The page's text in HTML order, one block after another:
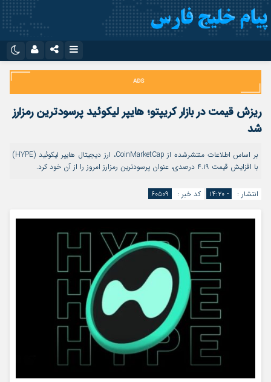
اینستاگرام
تلگرام
سروش
ایتا
اپلیکیشن
نام کاربری یا نشانی ایمیل
رمز عبور
مرا به خاطر بسپار
ریزش قیمت در بازار کریپتو؛ هایپر لیکوئید پرسودترین رمزارز
شد
بر اساس اطلاعات منتشرشده از CoinMarketCap، ارز دیجیتال هایپر لیکوئید (HYPE)
با افزایش قیمت ۴.۱۹ درصدی، عنوان پرسودترین رمزارز امروز را از آن خود کرد.
انتشار : - ۱۴:۲۰ کد خبر : ۶۰۵۰۹